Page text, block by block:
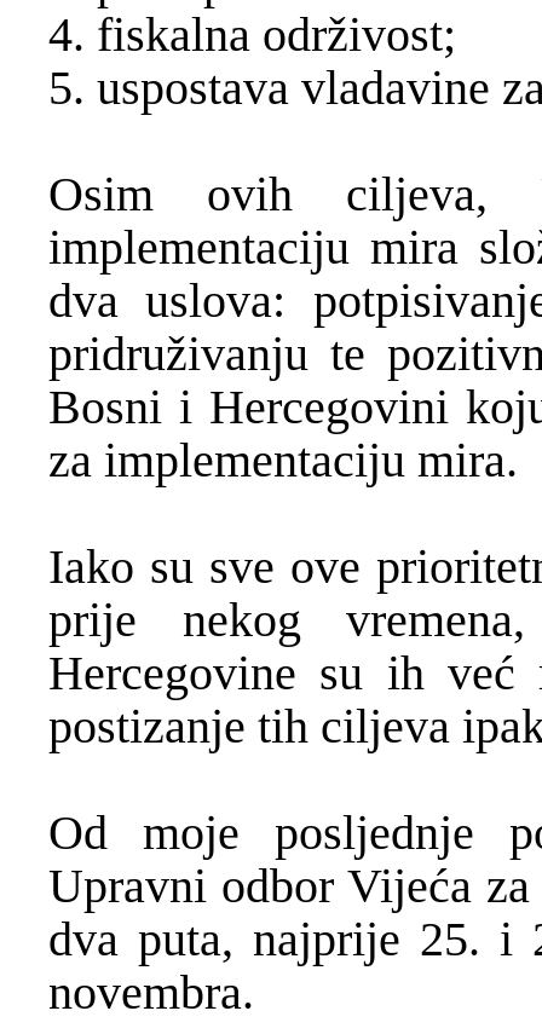
4. fiskalna održivost;
5. uspostava vladavine
Osim ovih ciljeva,
implementaciju mira
dva uslova:
pridruživanju te
Bosni i Hercegovini
za implementaciju mira.
Iako su sve ove
prije nekog
Hercegovine su ih već
postizanje tih ciljeva
Od moje posljednje
Upravni odbor Vijeća
dva puta, najprije 25. i
novembra.